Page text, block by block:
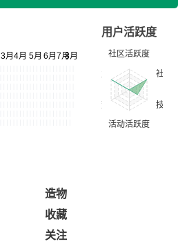
用户活跃度
造物
收藏
关注